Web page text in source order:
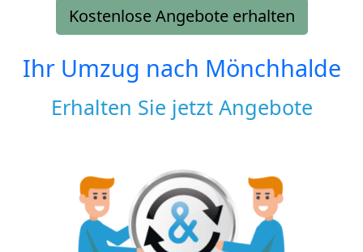
Kostenlose Angebote erhalten
Ihr Umzug nach Mönchhalde
Erhalten Sie jetzt Angebote